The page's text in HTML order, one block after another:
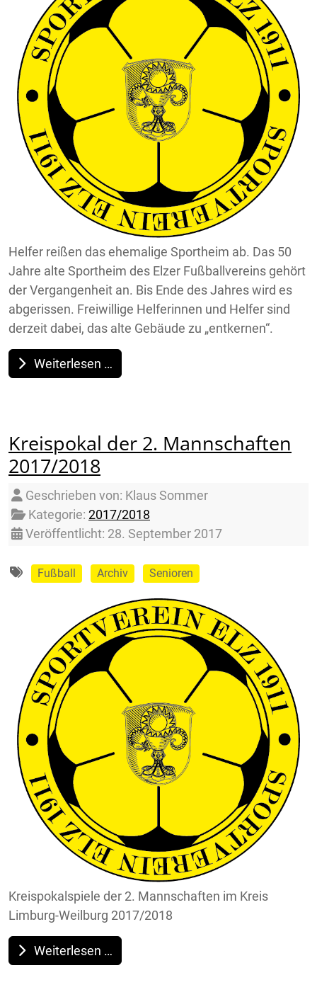
Helfer reißen das ehemalige Sportheim ab. Das 50
Jahre alte Sportheim des Elzer Fußballvereins gehört
der Vergangenheit an. Bis Ende des Jahres wird es
abgerissen. Freiwillige Helferinnen und Helfer sind
derzeit dabei, das alte Gebäude zu „entkernen“.
Weiterlesen …
Kreispokal der 2. Mannschaften
2017/2018
Details
Geschrieben von: Klaus Sommer
Kategorie: 2017/2018
Veröffentlicht: 28. September 2017
Fußball Archiv Senioren
Kreispokalspiele der 2. Mannschaften im Kreis
Limburg-Weilburg 2017/2018
Weiterlesen …